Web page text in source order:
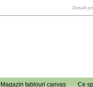
Detalii
Magazin tablouri canvas Ce